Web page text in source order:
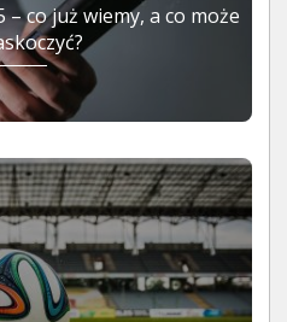
co już wiemy, a co może